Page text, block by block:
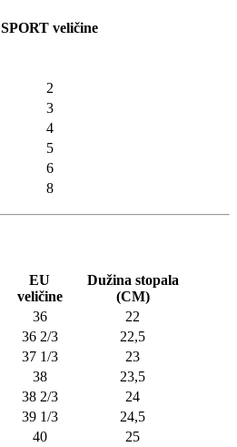
SPORT veličine
2
3
4
5
6
8
EU
veličine
Dužina stopala
(CM)
36
22
36 2/3
22,5
37 1/3
23
38
23,5
38 2/3
24
39 1/3
24,5
40
25